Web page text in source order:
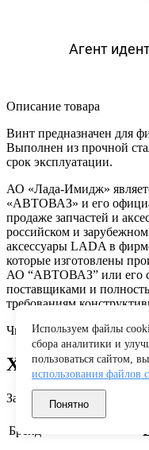
Агент
Описание товара
Винт предназначен для
Выполнен из прочной
срок эксплуатации.
АО «Лада-Имидж»
«АВТОВАЗ» и его
продаже запчастей и
российском и
аксессуары LADA в
которые изготовлены
АО “АВТОВАЗ” или его
поставщиками и
требованиям
Читать полностью
Характеристики
Заводские данные
Бренд
Используем файлы
сбора аналитики и
пользоваться сайтом,
использования файлов
Понятно